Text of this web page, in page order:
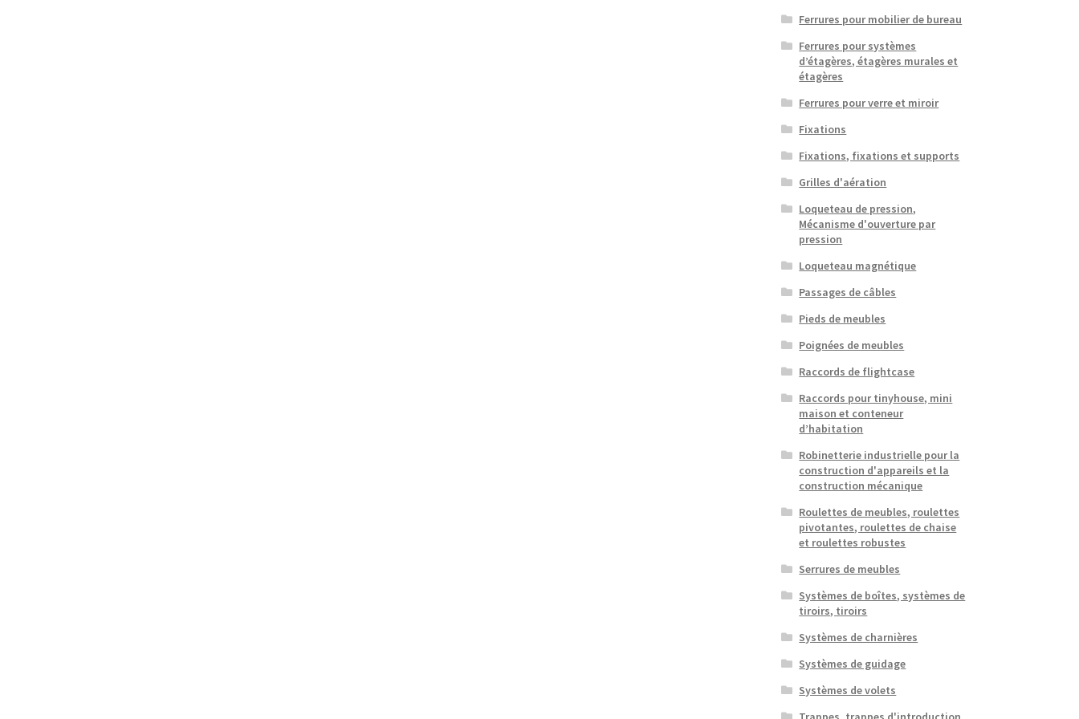
Ferrures pour mobilier de bureau
Ferrures pour systèmes
d’étagères, étagères murales et
étagères
Ferrures pour verre et miroir
Fixations
Fixations, fixations et supports
Grilles d'aération
Loqueteau de pression,
Mécanisme d'ouverture par
pression
Loqueteau magnétique
Passages de câbles
Pieds de meubles
Poignées de meubles
Raccords de flightcase
Raccords pour tinyhouse, mini
maison et conteneur
d’habitation
Robinetterie industrielle pour la
construction d'appareils et la
construction mécanique
Roulettes de meubles, roulettes
pivotantes, roulettes de chaise
et roulettes robustes
Serrures de meubles
Systèmes de boîtes, systèmes de
tiroirs, tiroirs
Systèmes de charnières
Systèmes de guidage
Systèmes de volets